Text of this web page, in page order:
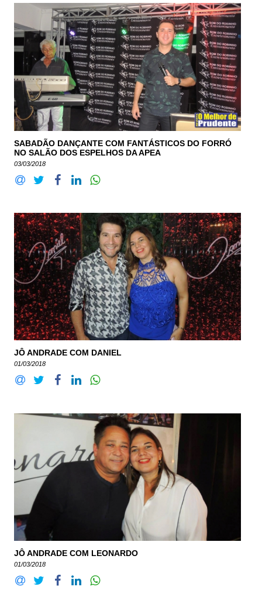
SABADÃO DANÇANTE COM FANTÁSTICOS DO FORRÓ
NO SALÃO DOS ESPELHOS DA APEA
03/03/2018
JÔ ANDRADE COM DANIEL
01/03/2018
JÔ ANDRADE COM LEONARDO
01/03/2018